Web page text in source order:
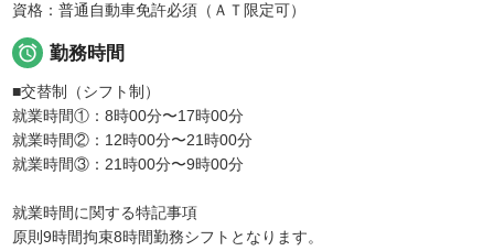
資格：普通自動車免許必須（ＡＴ限定可）
 勤務時間
■交替制（シフト制）
就業時間①：8時00分〜17時00分
就業時間②：12時00分〜21時00分
就業時間③：21時00分〜9時00分
就業時間に関する特記事項
原則9時間拘束8時間勤務シフトとなります。